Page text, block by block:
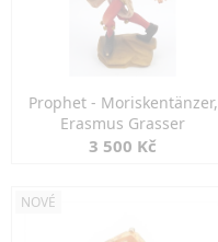
Prophet - Moriskentänzer,
Erasmus Grasser
3 500 Kč
NOVÉ